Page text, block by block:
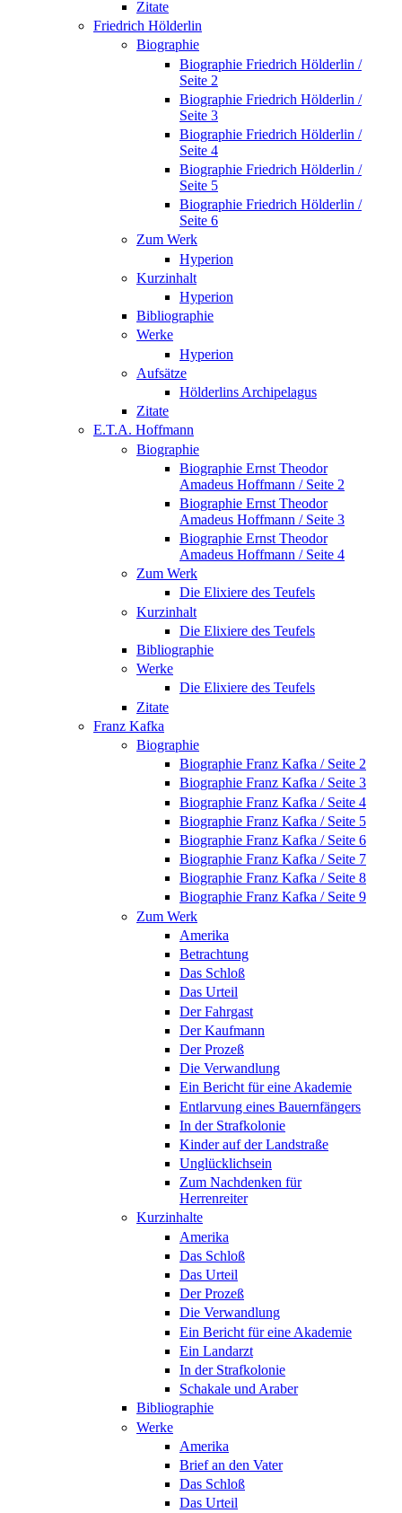
Zitate
Friedrich Hölderlin
Biographie
Biographie Friedrich Hölderlin /
Seite 2
Biographie Friedrich Hölderlin /
Seite 3
Biographie Friedrich Hölderlin /
Seite 4
Biographie Friedrich Hölderlin /
Seite 5
Biographie Friedrich Hölderlin /
Seite 6
Zum Werk
Hyperion
Kurzinhalt
Hyperion
Bibliographie
Werke
Hyperion
Aufsätze
Hölderlins Archipelagus
Zitate
E.T.A. Hoffmann
Biographie
Biographie Ernst Theodor
Amadeus Hoffmann / Seite 2
Biographie Ernst Theodor
Amadeus Hoffmann / Seite 3
Biographie Ernst Theodor
Amadeus Hoffmann / Seite 4
Zum Werk
Die Elixiere des Teufels
Kurzinhalt
Die Elixiere des Teufels
Bibliographie
Werke
Die Elixiere des Teufels
Zitate
Franz Kafka
Biographie
Biographie Franz Kafka / Seite 2
Biographie Franz Kafka / Seite 3
Biographie Franz Kafka / Seite 4
Biographie Franz Kafka / Seite 5
Biographie Franz Kafka / Seite 6
Biographie Franz Kafka / Seite 7
Biographie Franz Kafka / Seite 8
Biographie Franz Kafka / Seite 9
Zum Werk
Amerika
Betrachtung
Das Schloß
Das Urteil
Der Fahrgast
Der Kaufmann
Der Prozeß
Die Verwandlung
Ein Bericht für eine Akademie
Entlarvung eines Bauernfängers
In der Strafkolonie
Kinder auf der Landstraße
Unglücklichsein
Zum Nachdenken für
Herrenreiter
Kurzinhalte
Amerika
Das Schloß
Das Urteil
Der Prozeß
Die Verwandlung
Ein Bericht für eine Akademie
Ein Landarzt
In der Strafkolonie
Schakale und Araber
Bibliographie
Werke
Amerika
Brief an den Vater
Das Schloß
Das Urteil